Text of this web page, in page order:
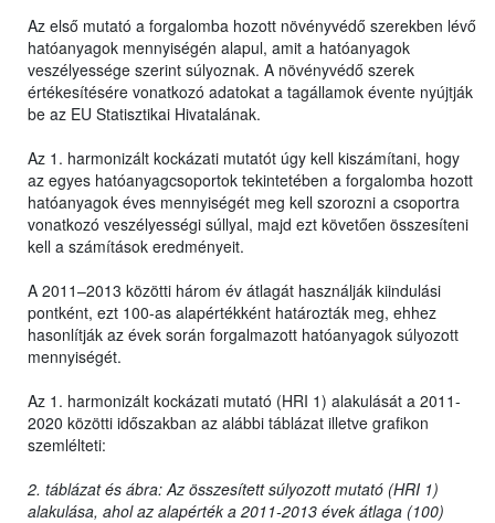
Az első mutató a forgalomba hozott növényvédő szerekben lévő
hatóanyagok mennyiségén alapul, amit a hatóanyagok
veszélyessége szerint súlyoznak. A növényvédő szerek
értékesítésére vonatkozó adatokat a tagállamok évente nyújtják
be az EU Statisztikai Hivatalának.
Az 1. harmonizált kockázati mutatót úgy kell kiszámítani, hogy
az egyes hatóanyagcsoportok tekintetében a forgalomba hozott
hatóanyagok éves mennyiségét meg kell szorozni a csoportra
vonatkozó veszélyességi súllyal, majd ezt követően összesíteni
kell a számítások eredményeit.
A 2011–2013 közötti három év átlagát használják kiindulási
pontként, ezt 100-as alapértékként határozták meg, ehhez
hasonlítják az évek során forgalmazott hatóanyagok súlyozott
mennyiségét.
Az 1. harmonizált kockázati mutató (HRI 1) alakulását a 2011-
2020 közötti időszakban az alábbi táblázat illetve grafikon
szemlélteti:
2. táblázat és ábra: Az összesített súlyozott mutató (HRI 1)
alakulása, ahol az alapérték a 2011-2013 évek átlaga (100)